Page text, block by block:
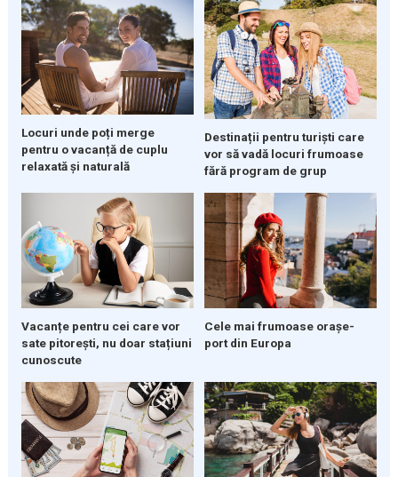
Locuri unde poți merge
pentru o vacanță de cuplu
relaxată și naturală
Destinații pentru turiști care
vor să vadă locuri frumoase
fără program de grup
Vacanțe pentru cei care vor
sate pitorești, nu doar stațiuni
cunoscute
Cele mai frumoase orașe-
port din Europa